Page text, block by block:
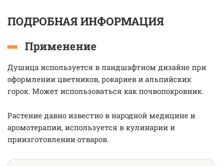
ПОДРОБНАЯ ИНФОРМАЦИЯ
Применение
Душица используется в ландшафтном дизайне при
оформлении цветников, рокариев и альпийских
горок. Может использоваться как почвопокровник.
Растение давно известно в народной медицине и
аромотерапии, используется в кулинарии и
приизготовлении отваров.